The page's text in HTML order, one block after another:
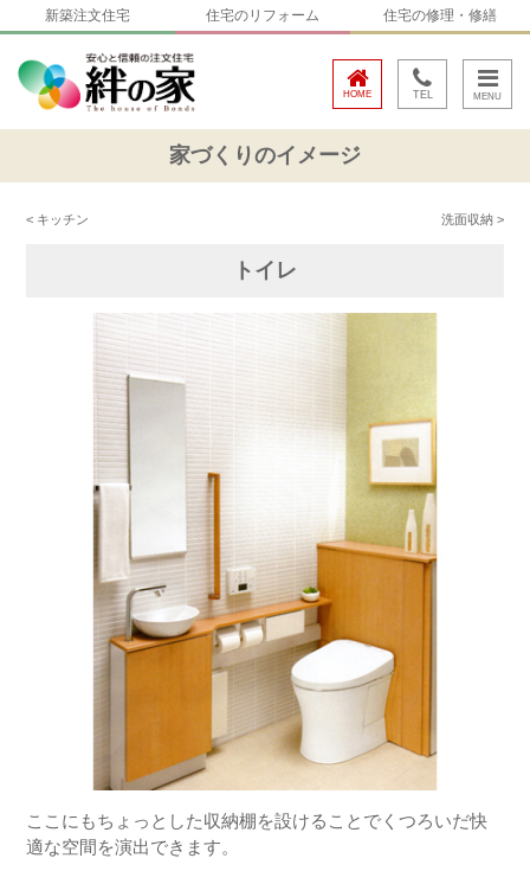
新築注文住宅 住宅のリフォーム 住宅の修理・修繕
TEL
HOME
家づくりのイメージ
< キッチン 洗面収納 >
トイレ
ここにもちょっとした収納棚を設けることでくつろいだ快
適な空間を演出できます。